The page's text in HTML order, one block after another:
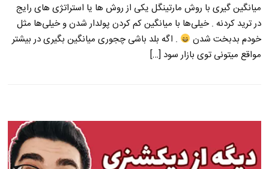
میانگین گیری با روش مارتینگل یکی از روش ها یا استراتژی های رایج
در ترید کردنه . خیلی‌ها با میانگین کم کردن پولدار شدن و خیلی‌ها مثل
خودم بدبخت شدن
. اگه بلد باشی چجوری میانگین بگیری در بیشتر
مواقع میتونی توی بازار سود […]